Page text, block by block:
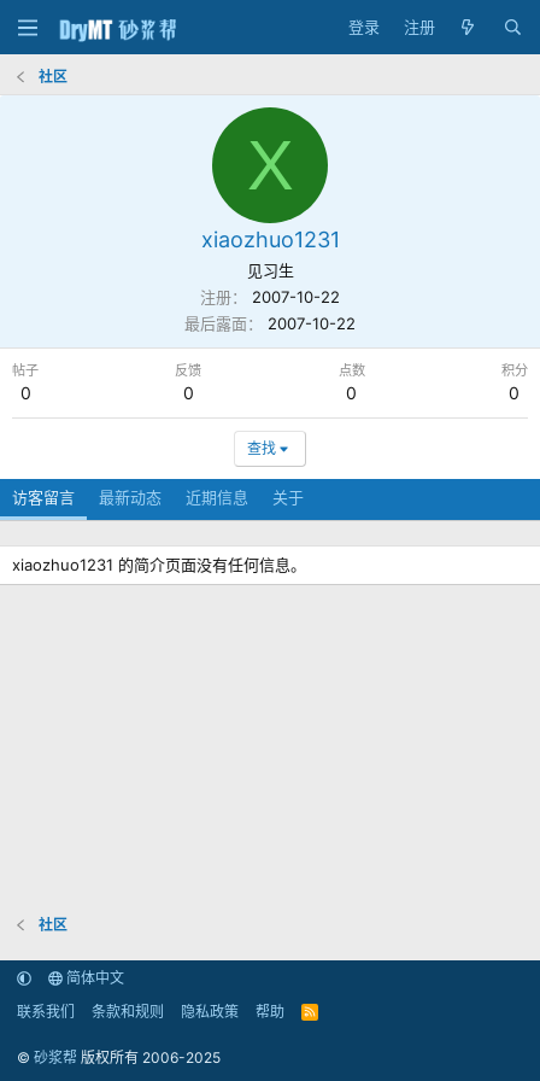
登录 注册
社区
X
xiaozhuo1231
见习生
注册
2007-10-22
最后露面
2007-10-22
帖子
0
反馈
0
点数
0
积分
0
查找
访客留言 最新动态 近期信息 关于
xiaozhuo1231 的简介页面没有任何信息。
社区
简体中文
联系我们
条款和规则 隐私政策 帮助
R
© 砂浆帮 版权所有 2006-2025